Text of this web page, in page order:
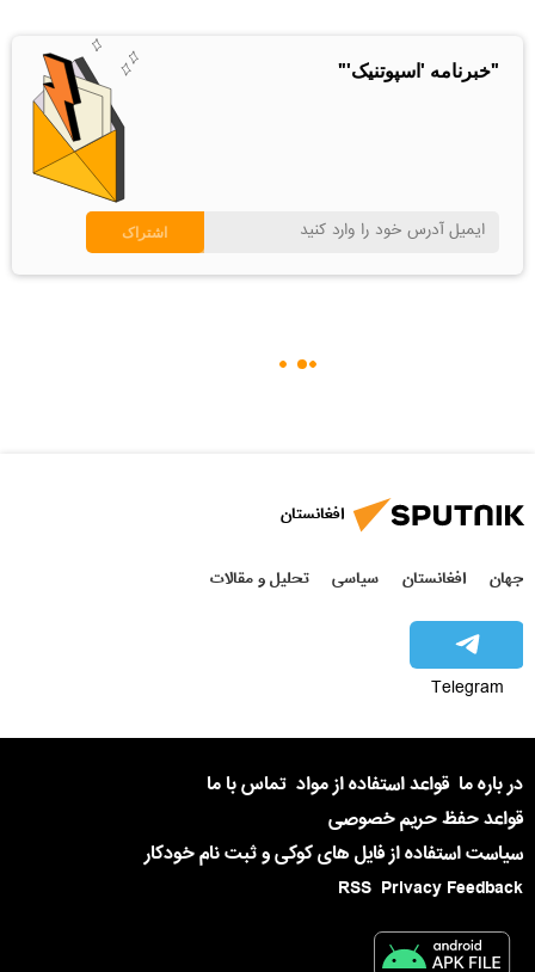
"خبرنامه 'اسپوتنیک'"
افغانستان
جهان افغانستان سیاسی تحلیل و مقالات
Telegram
در باره ما قواعد استفاده از مواد تماس با ما
قواعد حفظ حریم خصوصی
سیاست استفاده از فایل های کوکی و ثبت نام خودکار
Privacy Feedback
RSS